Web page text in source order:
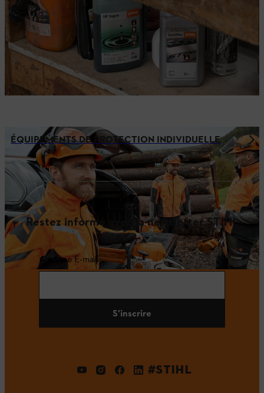
ÉQUIPEMENTS DE PROTECTION INDIVIDUELLE
Restez informé avec la newsletter STIHL
Adresse E-mail
S'inscrire
#STIHL